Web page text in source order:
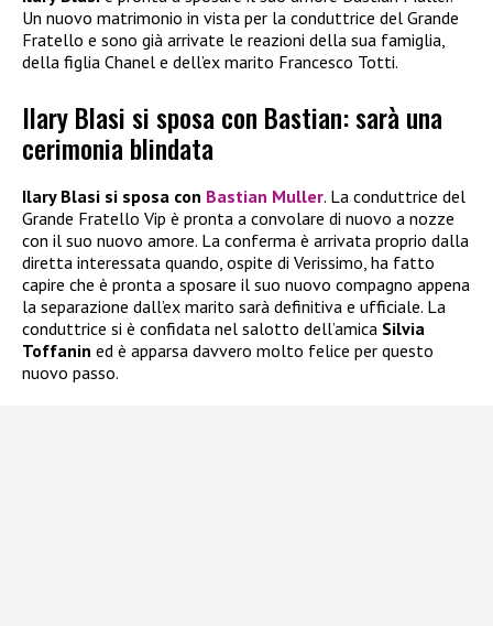
Un nuovo matrimonio in vista per la conduttrice del Grande
Fratello e sono già arrivate le reazioni della sua famiglia,
della figlia Chanel e dell’ex marito Francesco Totti.
Ilary Blasi si sposa con Bastian: sarà una
cerimonia blindata
Ilary Blasi si sposa con Bastian Muller. La conduttrice del
Grande Fratello Vip è pronta a convolare di nuovo a nozze
con il suo nuovo amore. La conferma è arrivata proprio dalla
diretta interessata quando, ospite di Verissimo, ha fatto
capire che è pronta a sposare il suo nuovo compagno appena
la separazione dall’ex marito sarà definitiva e ufficiale. La
conduttrice si è confidata nel salotto dell’amica Silvia
Toffanin ed è apparsa davvero molto felice per questo
nuovo passo.